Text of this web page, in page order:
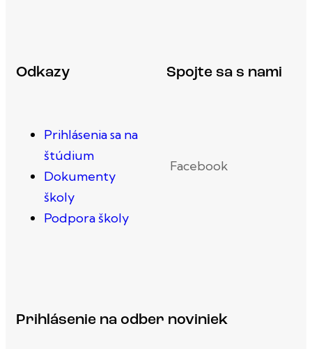
Odkazy
Prihlásenia sa na
štúdium
Dokumenty
školy
Podpora školy
Spojte sa s nami
Facebook
Prihlásenie na odber noviniek